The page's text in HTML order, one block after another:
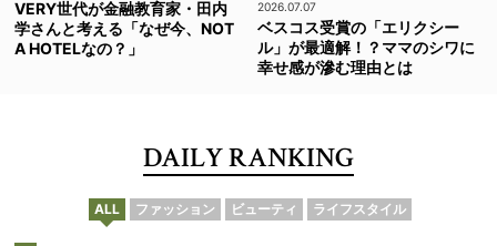
VERY世代が金融教育家・田内
学さんと考える「なぜ今、NOT
A HOTELなの？」
2026.07.07
ベスコス受賞の「エリクシー
ル」が最適解！？ママのシワに
幸せ感が滲む理由とは
DAILY RANKING
ALL ファッション ビューティ ライフスタイル